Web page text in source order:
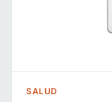
SALUD